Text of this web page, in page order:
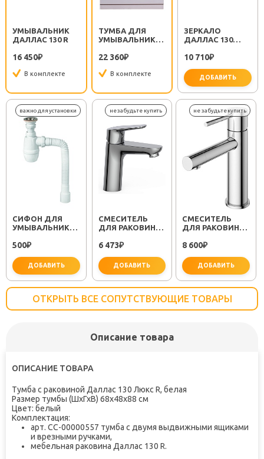
УМЫВАЛЬНИК
ДАЛЛАС 130 R
16 450₽
В комплекте
ТУМБА ДЛЯ
УМЫВАЛЬНИКА
ЛЮКС, БЕЛАЯ
22 360₽
В комплекте
ЗЕРКАЛО
ДАЛЛАС 130
10 710₽
ДОБАВИТЬ
СИФОН ДЛЯ
УМЫВАЛЬНИКА
(30718050)
500₽
ДОБАВИТЬ
СМЕСИТЕЛЬ
ДЛЯ РАКОВИНЫ
TOK-SEM-1011
6 473₽
ДОБАВИТЬ
СМЕСИТЕЛЬ
ДЛЯ РАКОВИНЫ
LS2-01-W0 ХРОМ
8 600₽
ДОБАВИТЬ
ОТКРЫТЬ ВСЕ СОПУТСТВУЮЩИЕ ТОВАРЫ
Описание товара
ОПИСАНИЕ ТОВАРА
Тумба с раковиной Даллас 130 Люкс R, белая
Размер тумбы (ШхГхВ) 68х48х88 см
Цвет: белый
Комплектация:
арт. СС-00000557 тумба с двумя выдвижными ящиками
и врезными ручками,
мебельная раковина Даллас 130 R.